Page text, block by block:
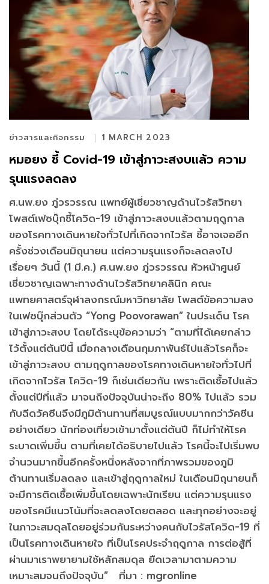
ข่าวสารและกิจกรรม 1 MARCH 2023
หมอยง ชี้ Covid-19 เข้าสู่ภาวะสงบแล้ว ความ
รุนแรงลดลง
ศ.นพ.ยง ภู่วรวรรณ แพทย์ผู้เชี่ยวชาญด้านไวรัสวิทยา
โพสต์เฟซบุ๊กชี้โควิด-19 เข้าสู่ภาวะสงบแล้วตามฤดูกาล
ของโรคทางเดินหายใจทั่วไปที่เกิดจากไวรัส ชี้อาจเจออีก
ครั้งช่วงเดือนมิถุนายน แต่ความรุนแรงก็จะลดลงไป
เรื่อยๆ วันนี้ (1 มี.ค.) ศ.นพ.ยง ภู่วรวรรณ หัวหน้าศูนย์
เชี่ยวชาญเฉพาะทางด้านไวรัสวิทยาคลินิก คณะ
แพทยศาสตร์จุฬาลงกรณ์มหาวิทยาลัย โพสต์ข้อความลง
ในเฟซบุ๊กส่วนตัว “Yong Poovorawan” ในประเด็น โรค
เข้าสู่ภาวะสงบ โดยได้ระบุข้อความว่า “ตามที่ได้เคยกล่าว
ไว้ตั้งแต่ต้นปีนี้ เมื่อกลางเดือนกุมภาพันธ์ไปแล้วโรคก็จะ
เข้าสู่ภาวะสงบ ตามฤดูกาลของโรคทางเดินหายใจทั่วไปที่
เกิดจากไวรัส โควิด-19 ก็เช่นเดียวกัน เพราะติดเชื้อไปแล้ว
ตั้งแต่ปีที่แล้ว มาจนถึงปัจจุบันน่าจะถึง 80% ไปแล้ว รวม
กับฉีดวัคซีนจึงมีภูมิต้านทานที่สมบูรณ์แบบมากกว่าวัคซีน
อย่างเดียว นักท่องเที่ยวเข้ามาตั้งแต่ต้นปี ก็ไม่ทำให้โรค
ระบาดเพิ่มขึ้น ตามที่เคยได้อธิบายไปแล้ว โรคนี้จะไปเริ่มพบ
จำนวนมากขึ้นอีกครั้งหนึ่งหลังจากที่ภาพรวมของภูมิ
ต้านทานเริ่มลดลง และเข้าสู่ฤดูกาลใหม่ ในเดือนมิถุนายนก็
จะมีการติดเชื้อเพิ่มขึ้นโดยเฉพาะนักเรียน แต่ความรุนแรง
ของโรคมีแนวโน้มที่จะลดลงโดยตลอด และทุกอย่างจะอยู่
ในภาวะสมดุลโดยอยู่ร่วมกันระหว่างคนกับไวรัสโควิด-19 ที่
เป็นโรคทางเดินหายใจ ที่เป็นโรคประจำฤดูกาล การต่อสู้ที่
ผ่านมาเราพยายามใช้หลักสมดุล ยืดเวลามาตามความ
เหมาะสมจนถึงปัจจุบัน” ที่มา : mgronline